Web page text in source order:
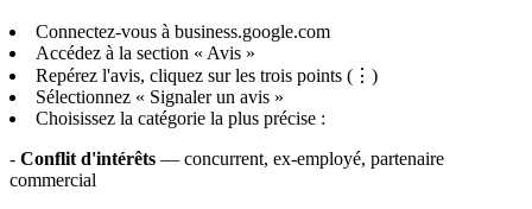
Connectez-vous à business.google.com
Accédez à la section « Avis »
Repérez l'avis, cliquez sur les trois points (⋮)
Sélectionnez « Signaler un avis »
Choisissez la catégorie la plus précise :
- Conflit d'intérêts — concurrent, ex-employé, partenaire
commercial